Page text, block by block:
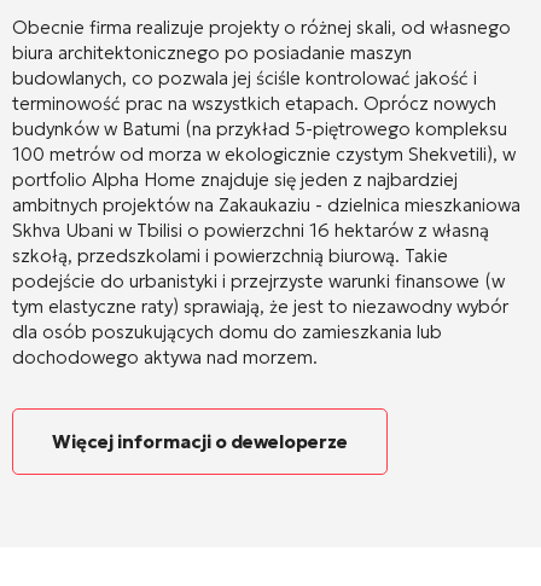
Obecnie firma realizuje projekty o różnej skali, od własnego
biura architektonicznego po posiadanie maszyn
budowlanych, co pozwala jej ściśle kontrolować jakość i
terminowość prac na wszystkich etapach. Oprócz nowych
budynków w Batumi (na przykład 5-piętrowego kompleksu
100 metrów od morza w ekologicznie czystym Shekvetili), w
portfolio Alpha Home znajduje się jeden z najbardziej
ambitnych projektów na Zakaukaziu - dzielnica mieszkaniowa
Skhva Ubani w Tbilisi o powierzchni 16 hektarów z własną
szkołą, przedszkolami i powierzchnią biurową. Takie
podejście do urbanistyki i przejrzyste warunki finansowe (w
tym elastyczne raty) sprawiają, że jest to niezawodny wybór
dla osób poszukujących domu do zamieszkania lub
dochodowego aktywa nad morzem.
Więcej informacji o deweloperze